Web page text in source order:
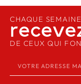
CHAQUE SEMAINE
DE CEUX QUI